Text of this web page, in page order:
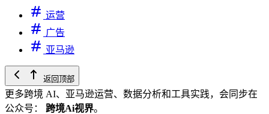
运营
广告
亚马逊
返回顶部
更多跨境 AI、亚马逊运营、数据分析和工具实践，会同步在
公众号： 跨境Ai视界。